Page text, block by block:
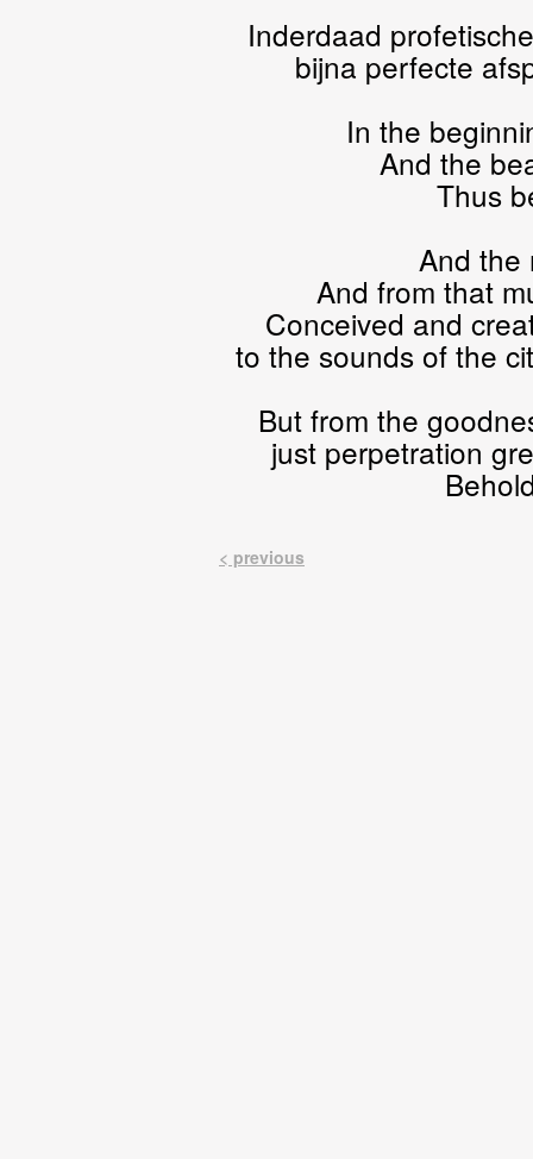
Inderdaad
bijna perfecte
In the
And the
Thus
And the
And from that
Conceived and
to the sounds of the
But from the
just perpetration
< previous